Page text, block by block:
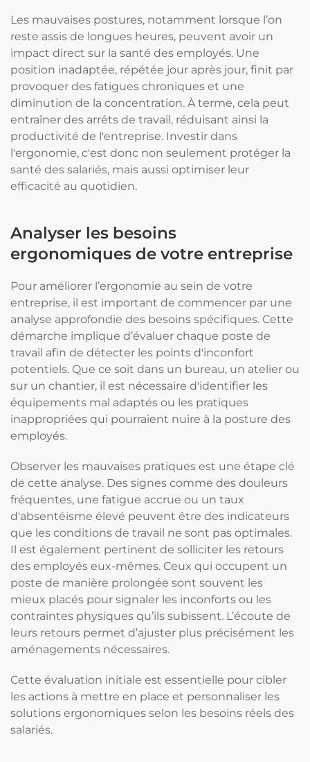
Les mauvaises postures, notamment lorsque l’on
reste assis de longues heures, peuvent avoir un
impact direct sur la santé des employés. Une
position inadaptée, répétée jour après jour, finit par
provoquer des fatigues chroniques et une
diminution de la concentration. À terme, cela peut
entraîner des arrêts de travail, réduisant ainsi la
productivité de l'entreprise. Investir dans
l'ergonomie, c'est donc non seulement protéger la
santé des salariés, mais aussi optimiser leur
efficacité au quotidien.
Analyser les besoins
ergonomiques de votre entreprise
Pour améliorer l’ergonomie au sein de votre
entreprise, il est important de commencer par une
analyse approfondie des besoins spécifiques. Cette
démarche implique d’évaluer chaque poste de
travail afin de détecter les points d'inconfort
potentiels. Que ce soit dans un bureau, un atelier ou
sur un chantier, il est nécessaire d'identifier les
équipements mal adaptés ou les pratiques
inappropriées qui pourraient nuire à la posture des
employés.
Observer les mauvaises pratiques est une étape clé
de cette analyse. Des signes comme des douleurs
fréquentes, une fatigue accrue ou un taux
d'absentéisme élevé peuvent être des indicateurs
que les conditions de travail ne sont pas optimales.
Il est également pertinent de solliciter les retours
des employés eux-mêmes. Ceux qui occupent un
poste de manière prolongée sont souvent les
mieux placés pour signaler les inconforts ou les
contraintes physiques qu’ils subissent. L’écoute de
leurs retours permet d’ajuster plus précisément les
aménagements nécessaires.
Cette évaluation initiale est essentielle pour cibler
les actions à mettre en place et personnaliser les
solutions ergonomiques selon les besoins réels des
salariés.